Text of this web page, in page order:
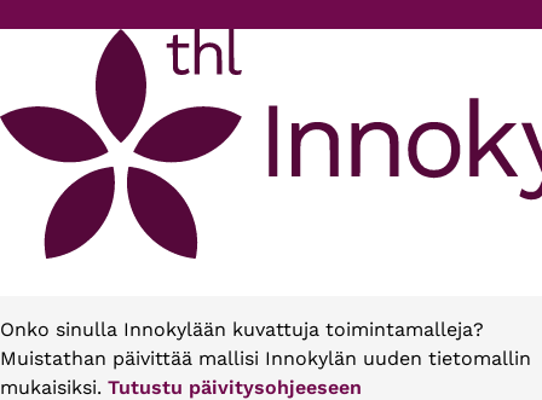
Onko sinulla Innokylään kuvattuja toimintamalleja?
Muistathan päivittää mallisi Innokylän uuden tietomallin
mukaisiksi. Tutustu päivitysohjeeseen